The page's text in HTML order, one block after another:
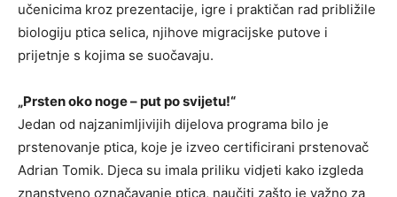
učenicima kroz prezentacije, igre i praktičan rad približile
biologiju ptica selica, njihove migracijske putove i
prijetnje s kojima se suočavaju.
„Prsten oko noge – put po svijetu!“
Jedan od najzanimljivijih dijelova programa bilo je
prstenovanje ptica, koje je izveo certificirani prstenovač
Adrian Tomik. Djeca su imala priliku vidjeti kako izgleda
znanstveno označavanje ptica, naučiti zašto je važno za